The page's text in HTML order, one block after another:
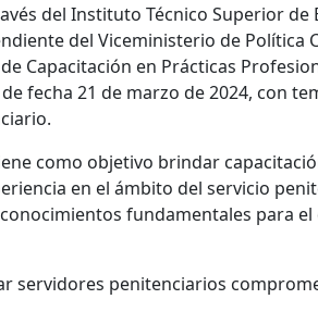
del Instituto Técnico Superior de
del Viceministerio de Política
Capacitación en Prácticas
de fecha 21 de marzo de 2024, con
como objetivo brindar
en el ámbito del servicio
fundamentales para
servidores penitenciarios